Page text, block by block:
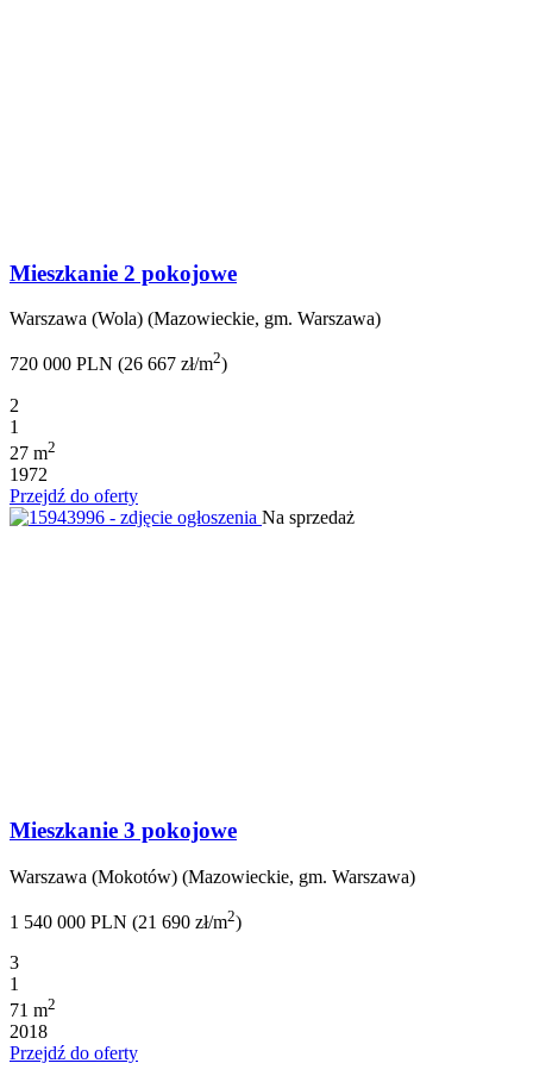
Mieszkanie 2 pokojowe
Warszawa (Wola) (Mazowieckie, gm. Warszawa)
720 000 PLN (26 667 zł/m2)
2
1
27 m2
1972
Przejdź do oferty
Na sprzedaż
Mieszkanie 3 pokojowe
Warszawa (Mokotów) (Mazowieckie, gm. Warszawa)
1 540 000 PLN (21 690 zł/m2)
3
1
71 m2
2018
Przejdź do oferty